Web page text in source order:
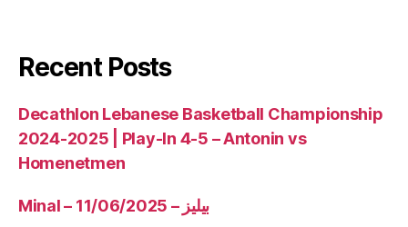
Recent Posts
Decathlon Lebanese Basketball Championship
2024-2025 | Play-In 4-5 – Antonin vs
Homenetmen
Minal – 11/06/2025 – بيليز